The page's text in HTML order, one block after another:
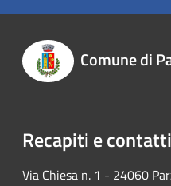
Comune di
Recapiti e contatti
Via Chiesa n. 1 - 24060